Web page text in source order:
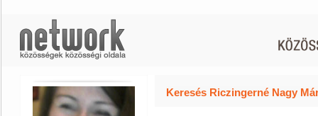
Keresés Riczingerné Nagy